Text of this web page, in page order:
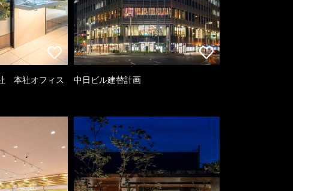
本社オフィス 中日ビル建替計画